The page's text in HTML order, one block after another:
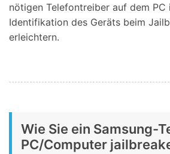
nötigen Telefontreiber auf dem PC
Identifikation des Geräts beim
erleichtern.
Wie Sie ein Samsung-
PC/Computer